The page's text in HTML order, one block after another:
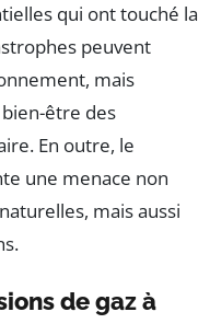
qui ont touché la
peuvent
mais
être des
En outre, le
une menace non
mais aussi
de gaz à